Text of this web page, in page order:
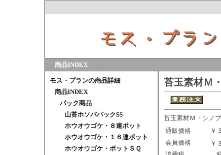
商品INDEX
モス・プランの商品詳細
商品INDEX
パック商品
山苔ホソバパックSS
ホウオウゴケ・８連ポット
ホウオウゴケ・１６連ポット
ホウオウゴケ・ポットＳＱ
苔玉素材Ｍ
苔玉素材Ｍ・シ
通販価格
￥
会員価格
￥